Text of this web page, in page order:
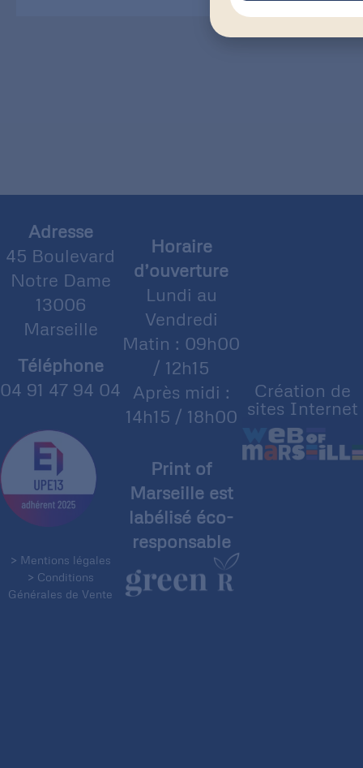
Adresse
45 Boulevard
Notre Dame
13006
Marseille
Téléphone
04 91 47 94 04
> Mentions légales
> Conditions
Générales de Vente
Horaire
d’ouverture
Lundi au
Vendredi
Matin : 09h00
/ 12h15
Après midi :
14h15 / 18h00
Print of
Marseille est
labélisé éco-
responsable
Création de
sites Internet